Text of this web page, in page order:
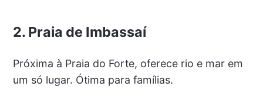
2. Praia de Imbassaí
Próxima à Praia do Forte, oferece rio e mar em
um só lugar. Ótima para famílias.